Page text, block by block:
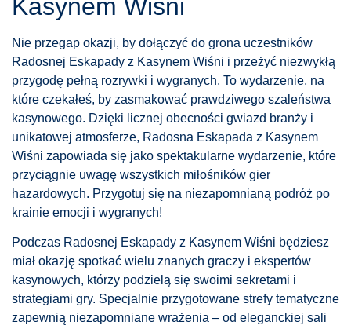
Kasynem Wiśni
Nie przegap okazji, by dołączyć do grona uczestników
Radosnej Eskapady z Kasynem Wiśni i przeżyć niezwykłą
przygodę pełną rozrywki i wygranych. To wydarzenie, na
które czekałeś, by zasmakować prawdziwego szaleństwa
kasynowego. Dzięki licznej obecności gwiazd branży i
unikatowej atmosferze, Radosna Eskapada z Kasynem
Wiśni zapowiada się jako spektakularne wydarzenie, które
przyciągnie uwagę wszystkich miłośników gier
hazardowych. Przygotuj się na niezapomnianą podróż po
krainie emocji i wygranych!
Podczas Radosnej Eskapady z Kasynem Wiśni będziesz
miał okazję spotkać wielu znanych graczy i ekspertów
kasynowych, którzy podzielą się swoimi sekretami i
strategiami gry. Specjalnie przygotowane strefy tematyczne
zapewnią niezapomniane wrażenia – od eleganckiej sali